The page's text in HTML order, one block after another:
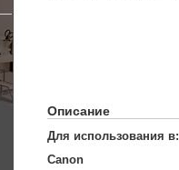
Описание
Для использования в:
Canon